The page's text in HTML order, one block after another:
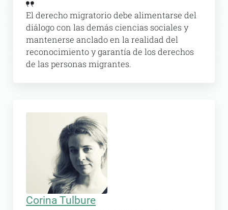
El derecho migratorio debe alimentarse del
diálogo con las demás ciencias sociales y
mantenerse anclado en la realidad del
reconocimiento y garantía de los derechos
de las personas migrantes.
Corina Tulbure